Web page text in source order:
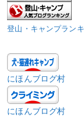
登山・キャンプラン
にほんブログ村
にほんブログ村